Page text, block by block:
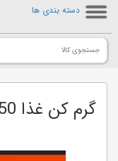
دسته بندی ها
گرم کن غذا 50 پرسی